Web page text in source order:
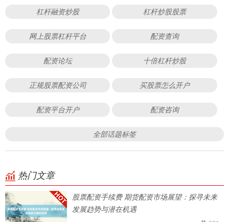
杠杆融资炒股 杠杆炒股股票
网上股票杠杆平台 配资查询
配资论坛 十倍杠杆炒股
正规股票配资公司 买股票怎么开户
配资平台开户 配资咨询
全部话题标签
热门文章
股票配资手续费 期货配资市场展望：探寻未来
发展趋势与潜在机遇